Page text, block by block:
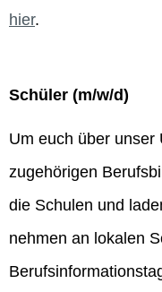
hier.
Schüler (m/w/d)
Um euch über unser
zugehörigen
die Schulen und
nehmen an lokalen